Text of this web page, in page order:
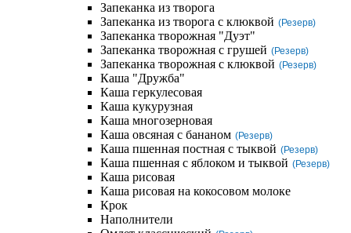
Запеканка из творога
Запеканка из творога с клюквой (Резерв)
Запеканка творожная "Дуэт"
Запеканка творожная с грушей (Резерв)
Запеканка творожная с клюквой (Резерв)
Каша "Дружба"
Каша геркулесовая
Каша кукурузная
Каша многозерновая
Каша овсяная с бананом (Резерв)
Каша пшенная постная с тыквой (Резерв)
Каша пшенная с яблоком и тыквой (Резерв)
Каша рисовая
Каша рисовая на кокосовом молоке
Крок
Наполнители